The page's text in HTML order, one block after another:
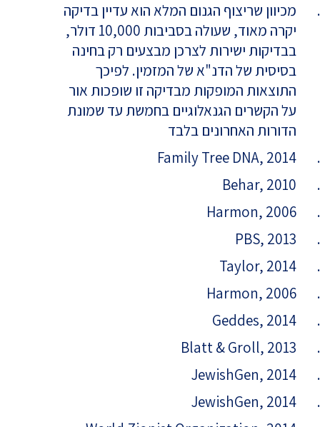
מכיוון שריצוף הגנום המלא הוא עדיין בדיקה
יקרה מאוד, שעולה בסביבות 10,000 דולר,
בבדיקות ישירות לצרכן מבצעים רק בחינה
בסיסית של הדנ"א של המזמין. לפיכך
התוצאות המופקות מבדיקה זו שופכות אור
על הקשרים הגנאלוגיים בחמשת עד שמונת
הדורות האחרונים בלבד
Family Tree DNA, 2014
Behar, 2010
Harmon, 2006
PBS, 2013
Taylor, 2014
Harmon, 2006
Geddes, 2014
Blatt & Groll, 2013
JewishGen, 2014
JewishGen, 2014